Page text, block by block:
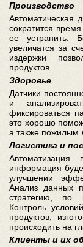
Производство
Автоматическая
сократится
ее устранить.
увеличатся за
издержки
продуктов.
Здоровье
Датчики
и
фиксироваться
это хорошо
а также пожилым
Логистика и
информация
улучшении
Анализ данных
стратегию, по
Контроль
продуктов,
происходить на
Клиенты и их